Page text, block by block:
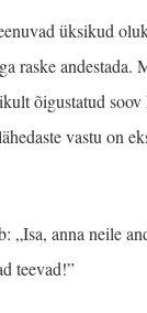
üksikud
raske andestada.
õigustatud soov
vastu on
„Isa, anna neile
teevad!”